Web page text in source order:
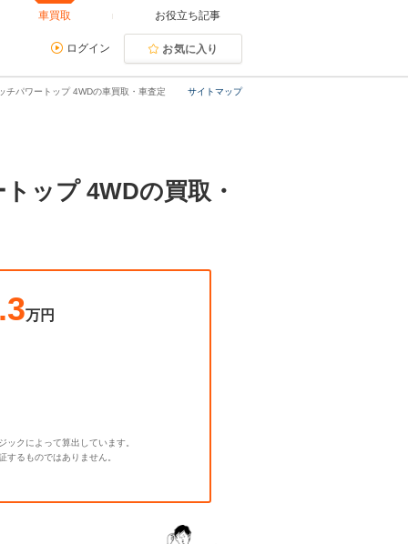
車買取 お役立ち記事
ログイン お気に入り
サイトマップ
チパワートップ 4WDの車買取・車査定
ップ 4WDの買取・
万円
クによって算出しています。
るものではありません。